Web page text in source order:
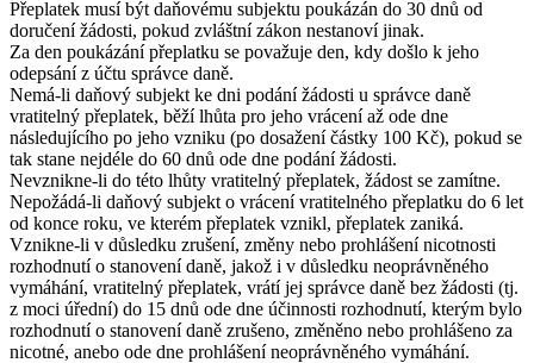
Přeplatek musí být daňovému subjektu poukázán do 30 dnů od
doručení žádosti, pokud zvláštní zákon nestanoví jinak.
Za den poukázání přeplatku se považuje den, kdy došlo k jeho
odepsání z účtu správce daně.
Nemá-li daňový subjekt ke dni podání žádosti u správce daně
vratitelný přeplatek, běží lhůta pro jeho vrácení až ode dne
následujícího po jeho vzniku (po dosažení částky 100 Kč), pokud se
tak stane nejdéle do 60 dnů ode dne podání žádosti.
Nevznikne-li do této lhůty vratitelný přeplatek, žádost se zamítne.
Nepožádá-li daňový subjekt o vrácení vratitelného přeplatku do 6 let
od konce roku, ve kterém přeplatek vznikl, přeplatek zaniká.
Vznikne-li v důsledku zrušení, změny nebo prohlášení nicotnosti
rozhodnutí o stanovení daně, jakož i v důsledku neoprávněného
vymáhání, vratitelný přeplatek, vrátí jej správce daně bez žádosti (tj.
z moci úřední) do 15 dnů ode dne účinnosti rozhodnutí, kterým bylo
rozhodnutí o stanovení daně zrušeno, změněno nebo prohlášeno za
nicotné, anebo ode dne prohlášení neoprávněného vymáhání.